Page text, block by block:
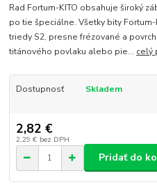
Rad Fortum-KITO obsahuje široký
po tie špeciálne. Všetky bity
triedy S2, presne frézované a
titánového povlaku alebo pie... celý
Dostupnosť Skladem
2,82 €
2,29 € bez DPH
Pridať do